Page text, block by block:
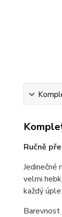
Ručně
Jedinečné
velmi
každý
Barevnost